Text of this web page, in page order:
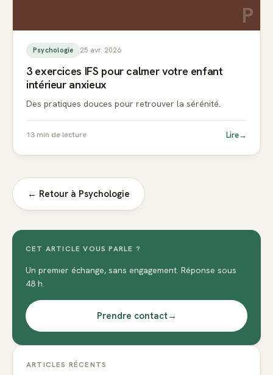
P
Psychologie 25 avr. 2026
3 exercices IFS pour calmer votre enfant
intérieur anxieux
Des pratiques douces pour retrouver la sérénité.
13 min de lecture Lire→
← Retour à Psychologie
CET ARTICLE VOUS PARLE ?
Un premier échange, sans engagement. Réponse sous
48 h.
Prendre contact→
ARTICLES RÉCENTS